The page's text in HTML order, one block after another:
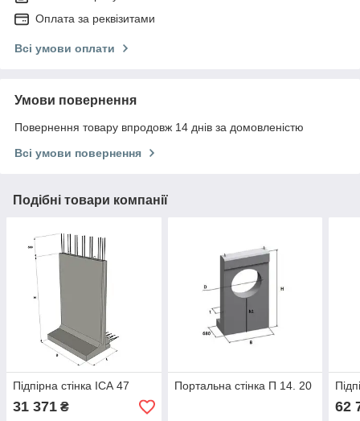
Оплата за реквізитами
Всі умови оплати
Умови повернення
Повернення товару впродовж 14 днів за домовленістю
Всі умови повернення
Подібні товари компанії
Підпірна стінка ІСА 47
31 371 ₴
Портальна стінка П 14. 20
62